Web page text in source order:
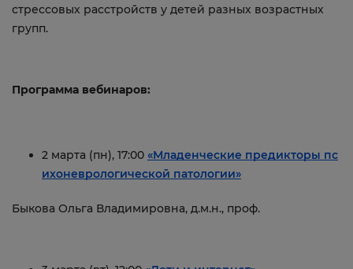
стрессовых расстройств у детей разных возрастных
групп.
Программа вебинаров:
2 марта (пн), 17:00 «Младенческие предикторы пс
ихоневрологической патологии»
Быкова Ольга Владимировна, д.м.н., проф.